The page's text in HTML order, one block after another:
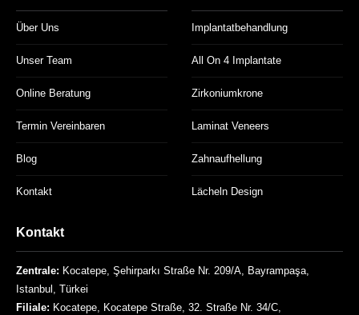
Über Uns
Unser Team
Online Beratung
Termin Vereinbaren
Blog
Kontakt
Implantatbehandlung
All On 4 Implantate
Zirkoniumkrone
Laminat Veneers
Zahnaufhellung
Lächeln Design
Kontakt
Zentrale: Kocatepe, Şehirparkı Straße Nr. 209/A, Bayrampaşa,
Istanbul, Türkei
Filiale: Kocatepe, Kocatepe Straße, 32. Straße Nr. 34/C,